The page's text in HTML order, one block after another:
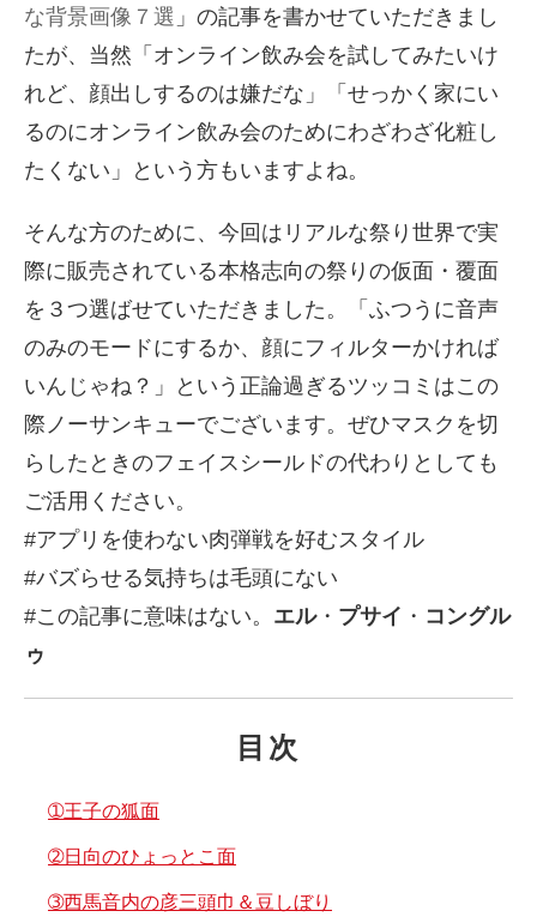
な背景画像７選 」の記事を書かせていただきまし
たが、当然「オンライン飲み会を試してみたいけ
れど、顔出しするのは嫌だな」「せっかく家にい
るのにオンライン飲み会のためにわざわざ化粧し
たくない」という方もいますよね。
そんな方のために、今回はリアルな祭り世界で実
際に販売されている本格志向の祭りの仮面・覆面
を３つ選ばせていただきました。「ふつうに音声
のみのモードにするか、顔にフィルターかければ
いんじゃね？」という正論過ぎるツッコミはこの
際ノーサンキューでございます。ぜひマスクを切
らしたときのフェイスシールドの代わりとしても
ご活用ください。
#アプリを使わない肉弾戦を好むスタイル
#バズらせる気持ちは毛頭にない
#この記事に意味はない。 エル・ プサイ ・ コングル
ゥ
目次
➀王子の狐面
➁日向のひょっとこ面
➂西馬音内の彦三頭巾＆豆しぼり